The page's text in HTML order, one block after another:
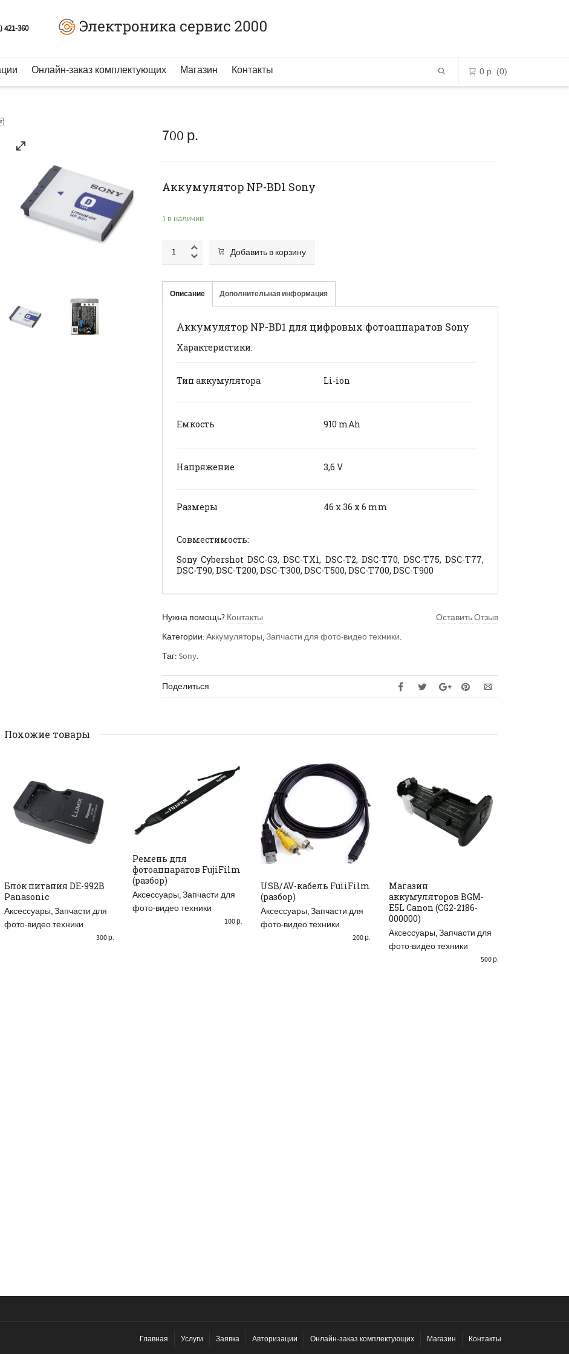
360
Онлайн-заказ комплектующих Магазин Контакты 0 р. (0)
700 р.
Аккумулятор NP-BD1 Sony
1 в наличии
Добавить в корзину
Описание Дополнительная информация
Аккумулятор NP-BD1 для цифровых фотоаппаратов Sony
Характеристики:
Тип аккумулятора Li-ion
Емкость 910 mАh
Напряжение 3,6 V
Размеры 46 x 36 x 6 mm
Совместимость:
Sony Cybershot DSC-G3, DSC-TX1, DSC-T2, DSC-T70, DSC-T75, DSC-T77,
DSC-T90, DSC-T200, DSC-T300, DSC-T500, DSC-T700, DSC-T900
Нужна помощь? Контакты
Оставить Отзыв
Категории:Аккумуляторы,Запчасти для фото-видео техники.
Таг: Sony.
Поделиться
Похожие товары
Блок питания DE-992B
Panasonic
Аксессуары,Запчасти для
фото-видео техники
300р.
ДОБАВИТЬ В КОРЗИНУ
Ремень для
фотоаппаратов FujiFilm
(разбор)
Аксессуары,Запчасти для
фото-видео техники
100р.
ДОБАВИТЬ В КОРЗИНУ
USB/AV-кабель FuiiFilm
(разбор)
Аксессуары,Запчасти для
фото-видео техники
200р.
READ MORE
Магазин
аккумуляторов BGM-
E5L Canon (CG2-2186-
000000)
Аксессуары,Запчасти для
фото-видео техники
500р.
Главная Услуги Заявка Авторизации Онлайн-заказ комплектующих Магазин Контакты